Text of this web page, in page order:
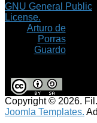
GNU General Public
License.
Arturo de
Porras
Guardo
Copyright © 2026.
Joomla Templates.